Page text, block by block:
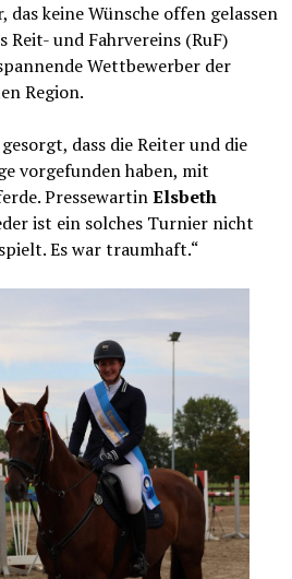
das keine Wünsche offen gelassen
Reit- und Fahrvereins (RuF)
Wettbewerber der
Region.
dass die Reiter und die
vorgefunden haben, mit
PressewartinElsbeth
ist ein solches Turnier nicht
Es war traumhaft.“